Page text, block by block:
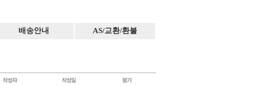
배송안내 AS/교환/환불